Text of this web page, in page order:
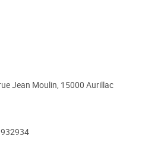
Jean Moulin, 15000 Aurillac